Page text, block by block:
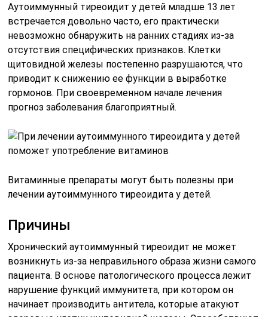
Аутоиммунный тиреоидит у детей младше 13 лет
встречается довольно часто, его практически
невозможно обнаружить на ранних стадиях из-за
отсутствия специфических признаков. Клетки
щитовидной железы постепенно разрушаются, что
приводит к снижению ее функции в выработке
гормонов. При своевременном начале лечения
прогноз заболевания благоприятный.
Витаминные препараты могут быть полезны при
лечении аутоиммунного тиреоидита у детей.
Причины
Хронический аутоиммунный тиреоидит не может
возникнуть из-за неправильного образа жизни самого
пациента. В основе патологического процесса лежит
нарушение функций иммунитета, при котором он
начинает производить антитела, которые атакуют